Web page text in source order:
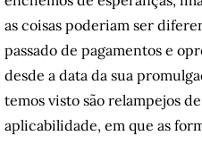
as coisas poderiam ser
passado de pagamentos e
desde a data da sua
temos visto são relampejos de
aplicabilidade, em que as